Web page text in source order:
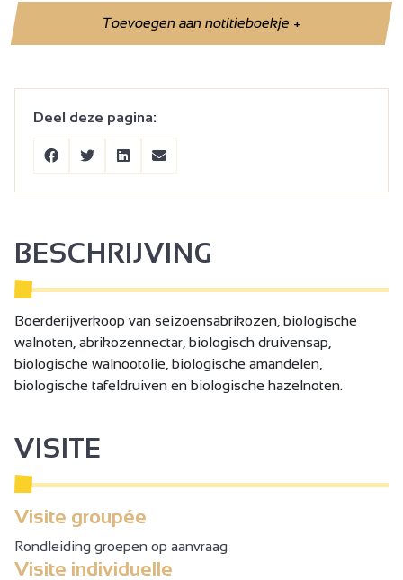
Toevoegen aan notitieboekje+
Deel deze pagina:
BESCHRIJVING
Boerderijverkoop van seizoensabrikozen, biologische
walnoten, abrikozennectar, biologisch druivensap,
biologische walnootolie, biologische amandelen,
biologische tafeldruiven en biologische hazelnoten.
VISITE
Visite groupée
Rondleiding groepen op aanvraag
Visite individuelle